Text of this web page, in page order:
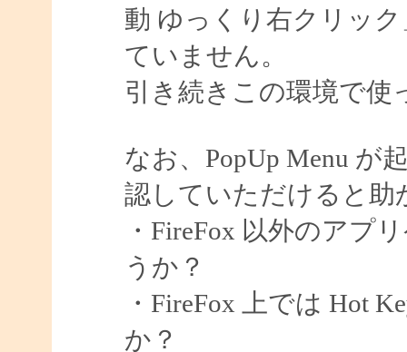
動 ゆっくり右クリッ
ていません。
引き続きこの環境で使
なお、PopUp Menu が
認していただけると助
・FireFox 以外のアプ
うか？
・FireFox 上では Hot
か？